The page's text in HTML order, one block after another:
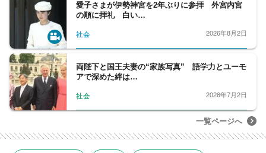
愛子さまが伊勢神宮を2年ぶりに参拝 外宮内宮
の順に拝礼 白い…
社会 2026年8月2日
両陛下と国王夫妻の“家族写真” 語学力とユーモ
アで深めた絆は…
社会 2026年7月2日
一覧ページへ